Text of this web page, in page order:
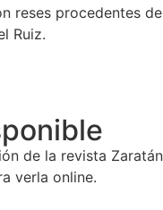
reses procedentes de
Ruiz.
de la revista Zaratán
verla online.